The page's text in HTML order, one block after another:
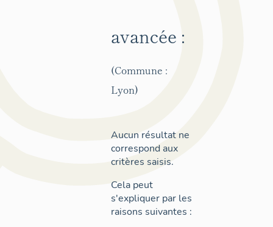
avancée :
(Commune :
Lyon)
Aucun résultat ne
correspond aux
critères saisis.
Cela peut
s'expliquer par les
raisons suivantes :